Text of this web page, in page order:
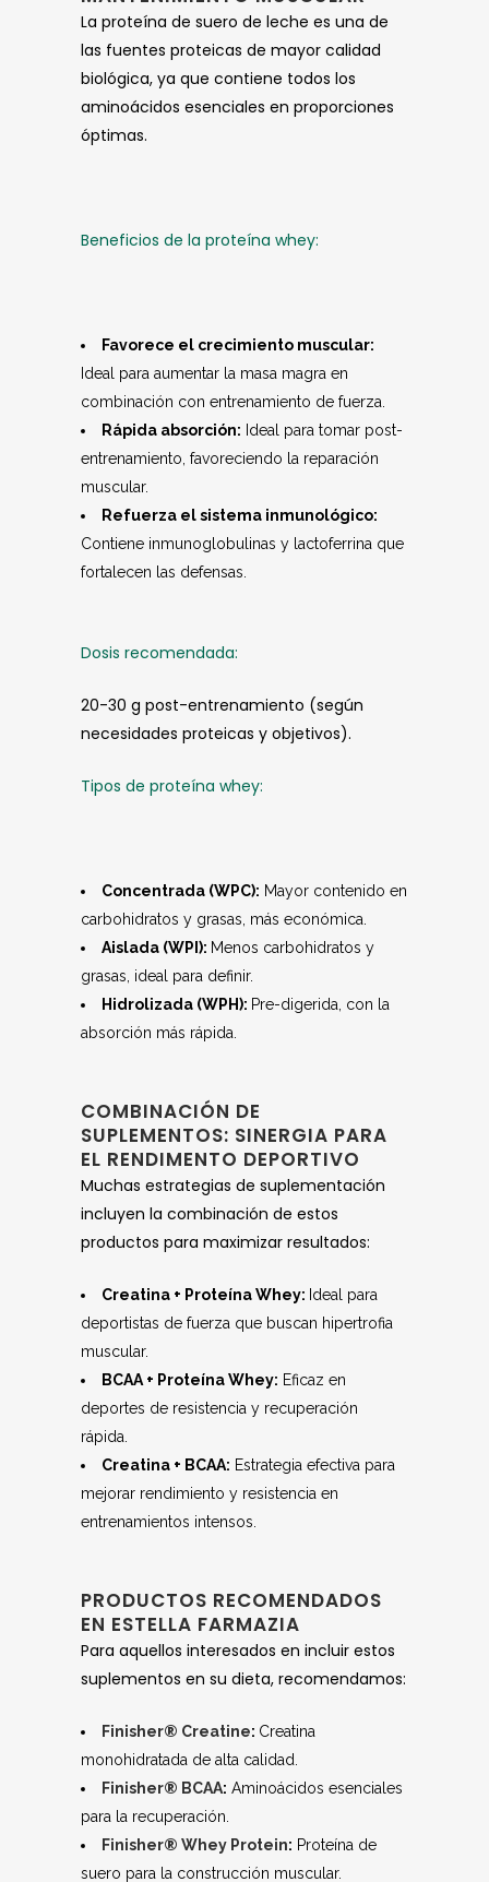
La proteína de suero de leche es una de
las fuentes proteicas de mayor calidad
biológica, ya que contiene todos los
aminoácidos esenciales en proporciones
óptimas.
Beneficios de la proteína whey:
Favorece el crecimiento muscular:
Ideal para aumentar la masa magra en
combinación con entrenamiento de fuerza.
Rápida absorción: Ideal para tomar post-
entrenamiento, favoreciendo la reparación
muscular.
Refuerza el sistema inmunológico:
Contiene inmunoglobulinas y lactoferrina que
fortalecen las defensas.
Dosis recomendada:
20-30 g post-entrenamiento (según
necesidades proteicas y objetivos).
Tipos de proteína whey:
Concentrada (WPC): Mayor contenido en
carbohidratos y grasas, más económica.
Aislada (WPI): Menos carbohidratos y
grasas, ideal para definir.
Hidrolizada (WPH): Pre-digerida, con la
absorción más rápida.
COMBINACIÓN DE
SUPLEMENTOS: SINERGIA PARA
EL RENDIMENTO DEPORTIVO
Muchas estrategias de suplementación
incluyen la combinación de estos
productos para maximizar resultados:
Creatina + Proteína Whey: Ideal para
deportistas de fuerza que buscan hipertrofia
muscular.
BCAA + Proteína Whey: Eficaz en
deportes de resistencia y recuperación
rápida.
Creatina + BCAA: Estrategia efectiva para
mejorar rendimiento y resistencia en
entrenamientos intensos.
PRODUCTOS RECOMENDADOS
EN ESTELLA FARMAZIA
Para aquellos interesados en incluir estos
suplementos en su dieta, recomendamos:
Finisher® Creatine: Creatina
monohidratada de alta calidad.
Finisher® BCAA: Aminoácidos esenciales
para la recuperación.
Finisher® Whey Protein: Proteína de
suero para la construcción muscular.